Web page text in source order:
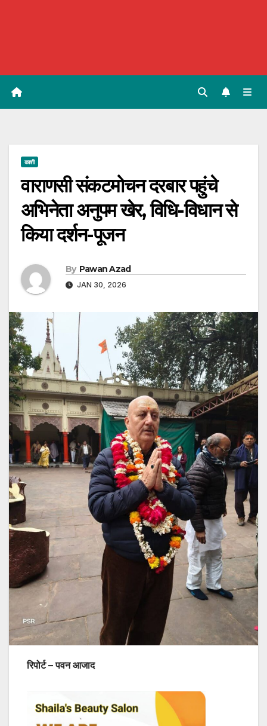
काशी
वाराणसी संकटमोचन दरबार पहुंचे
अभिनेता अनुपम खेर, विधि-विधान से
किया दर्शन-पूजन
By Pawan Azad
JAN 30, 2026
रिपोर्ट – पवन आजाद